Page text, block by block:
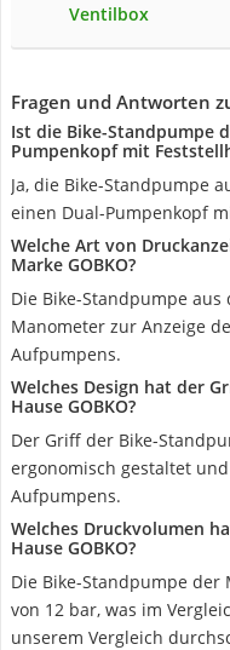
Ventilbox
Fragen und Antworten
Ist die Bike-Standpumpe
Pumpenkopf mit
Ja, die Bike-Standpumpe
einen Dual-Pumpenkopf
Welche Art von
Marke GOBKO?
Die Bike-Standpumpe aus
Manometer zur Anzeige
Aufpumpens.
Welches Design hat der
Hause GOBKO?
Der Griff der Bike-
ergonomisch gestaltet
Aufpumpens.
Welches Druckvolumen
Hause GOBKO?
Die Bike-Standpumpe der
von 12 bar, was im
unserem Vergleich